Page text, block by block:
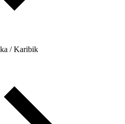
/ Karibik